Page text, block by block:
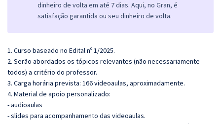
dinheiro de volta em até 7 dias. Aqui, no Gran, é
satisfação garantida ou seu dinheiro de volta.
1. Curso baseado no Edital nº 1/2025.
2. Serão abordados os tópicos relevantes (não necessariamente
todos) a critério do professor.
3. Carga horária prevista: 166 videoaulas, aproximadamente.
4. Material de apoio personalizado:
- audioaulas
- slides para acompanhamento das videoaulas.